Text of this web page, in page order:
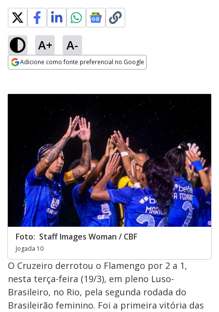
A+ A-
Adicione como fonte preferencial no Google
Foto: Staff Images Woman / CBF
Jogada 10
O Cruzeiro derrotou o Flamengo por 2 a 1,
nesta terça-feira (19/3), em pleno Luso-
Brasileiro, no Rio, pela segunda rodada do
Brasileirão feminino. Foi a primeira vitória das